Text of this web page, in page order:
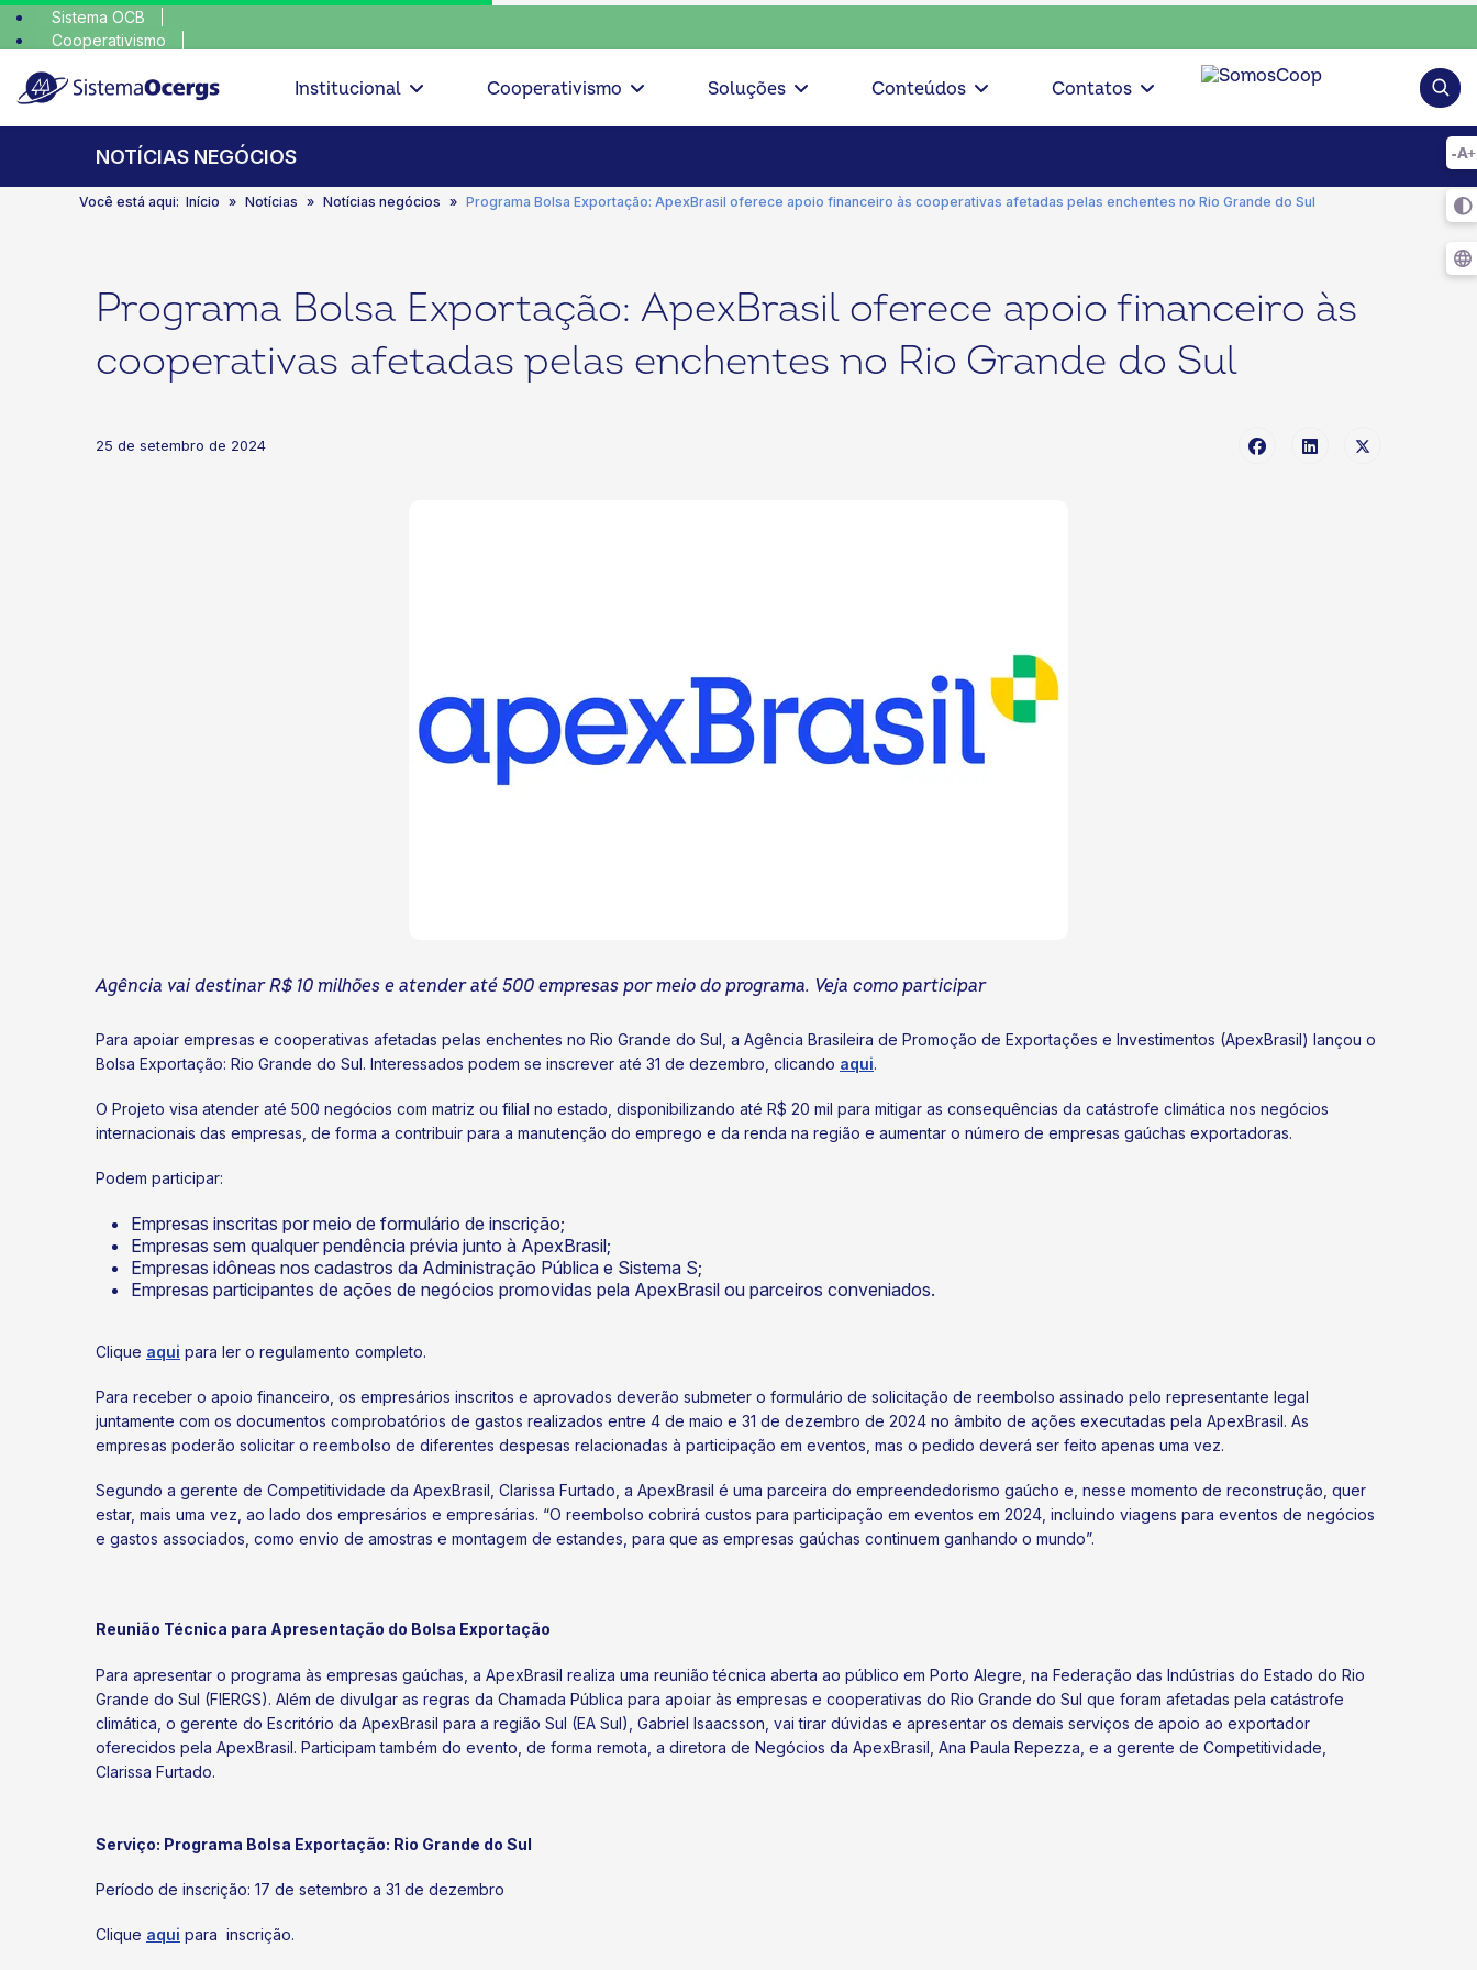
Sistema OCB
Cooperativismo
escolha consciente, escolha o coop • escolha consciente, escolha o coop • escolha consciente, escolha o coop • escolha consciente,
Institucional
Cooperativismo Soluções Conteúdos Contatos
NOTÍCIAS NEGÓCIOS
Você está aqui: Início Notícias Notícias negócios Programa Bolsa Exportação: ApexBrasil oferece apoio financeiro às cooperativas afetadas pelas enchentes no Rio Grande do Sul
Programa Bolsa Exportação: ApexBrasil oferece apoio financeiro às
cooperativas afetadas pelas enchentes no Rio Grande do Sul
25 de setembro de 2024
Agência vai destinar R$ 10 milhões e atender até 500 empresas por meio do programa. Veja como participar
Para apoiar empresas e cooperativas afetadas pelas enchentes no Rio Grande do Sul, a Agência Brasileira de Promoção de Exportações e Investimentos (ApexBrasil) lançou o
Bolsa Exportação: Rio Grande do Sul. Interessados podem se inscrever até 31 de dezembro, clicando aqui.
O Projeto visa atender até 500 negócios com matriz ou filial no estado, disponibilizando até R$ 20 mil para mitigar as consequências da catástrofe climática nos negócios
internacionais das empresas, de forma a contribuir para a manutenção do emprego e da renda na região e aumentar o número de empresas gaúchas exportadoras.
Podem participar:
Empresas inscritas por meio de formulário de inscrição;
Empresas sem qualquer pendência prévia junto à ApexBrasil;
Empresas idôneas nos cadastros da Administração Pública e Sistema S;
Empresas participantes de ações de negócios promovidas pela ApexBrasil ou parceiros conveniados.
Clique aqui para ler o regulamento completo.
Para receber o apoio financeiro, os empresários inscritos e aprovados deverão submeter o formulário de solicitação de reembolso assinado pelo representante legal
juntamente com os documentos comprobatórios de gastos realizados entre 4 de maio e 31 de dezembro de 2024 no âmbito de ações executadas pela ApexBrasil. As
empresas poderão solicitar o reembolso de diferentes despesas relacionadas à participação em eventos, mas o pedido deverá ser feito apenas uma vez.
Segundo a gerente de Competitividade da ApexBrasil, Clarissa Furtado, a ApexBrasil é uma parceira do empreendedorismo gaúcho e, nesse momento de reconstrução, quer
estar, mais uma vez, ao lado dos empresários e empresárias. “O reembolso cobrirá custos para participação em eventos em 2024, incluindo viagens para eventos de negócios
e gastos associados, como envio de amostras e montagem de estandes, para que as empresas gaúchas continuem ganhando o mundo”.
Reunião Técnica para Apresentação do Bolsa Exportação
Para apresentar o programa às empresas gaúchas, a ApexBrasil realiza uma reunião técnica aberta ao público em Porto Alegre, na Federação das Indústrias do Estado do Rio
Grande do Sul (FIERGS). Além de divulgar as regras da Chamada Pública para apoiar às empresas e cooperativas do Rio Grande do Sul que foram afetadas pela catástrofe
climática, o gerente do Escritório da ApexBrasil para a região Sul (EA Sul), Gabriel Isaacsson, vai tirar dúvidas e apresentar os demais serviços de apoio ao exportador
oferecidos pela ApexBrasil. Participam também do evento, de forma remota, a diretora de Negócios da ApexBrasil, Ana Paula Repezza, e a gerente de Competitividade,
Clarissa Furtado.
Serviço: Programa Bolsa Exportação: Rio Grande do Sul
Período de inscrição: 17 de setembro a 31 de dezembro
Clique aqui para inscrição.